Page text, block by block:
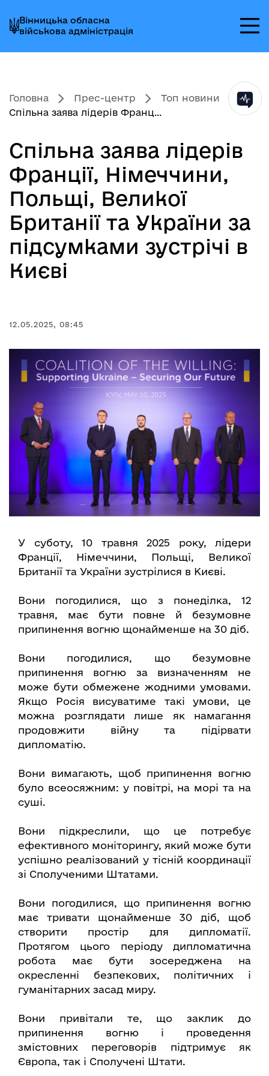
до
головного
меню
до
головного
вмісту
до
головного
колонтитула
Вінницька обласна
військова адміністрація
Головна Прес-центр
Топ новини
Спільна заява лідерів Франц...
Спільна заява лідерів
Франції, Німеччини,
Польщі, Великої
Британії та України за
підсумками зустрічі в
Києві
12.05.2025, 08:45
У суботу, 10 травня 2025 року, лідери
Франції, Німеччини, Польщі, Великої
Британії та України зустрілися в Києві.
Вони погодилися, що з понеділка, 12
травня, має бути повне й безумовне
припинення вогню щонайменше на 30 діб.
Вони погодилися, що безумовне
припинення вогню за визначенням не
може бути обмежене жодними умовами.
Якщо Росія висуватиме такі умови, це
можна розглядати лише як намагання
продовжити війну та підірвати
дипломатію.
Вони вимагають, щоб припинення вогню
було всеосяжним: у повітрі, на морі та на
суші.
Вони підкреслили, що це потребує
ефективного моніторингу, який може бути
успішно реалізований у тісній координації
зі Сполученими Штатами.
Вони погодилися, що припинення вогню
має тривати щонайменше 30 діб, щоб
створити простір для дипломатії.
Протягом цього періоду дипломатична
робота має бути зосереджена на
окресленні безпекових, політичних і
гуманітарних засад миру.
Вони привітали те, що заклик до
припинення вогню і проведення
змістовних переговорів підтримує як
Європа, так і Сполучені Штати.